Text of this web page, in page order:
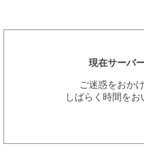
現在サーバ
ご迷惑をおか
しばらく時間を